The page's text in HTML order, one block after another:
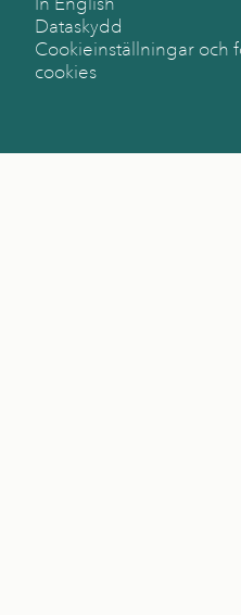
Dataskydd
Cookieinställningar och
cookies